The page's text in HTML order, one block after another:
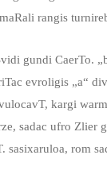
rangis
gundi CaerTo.
evroligis „a“
kargi
sadac ufro Zlier
sasixaruloa, rom